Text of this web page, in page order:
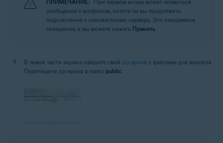
ПРИМЕЧАНИЕ:
При первом входе может появиться
сообщение с вопросом, хотите ли вы продолжить
подключение к неизвестному серверу. Это ожидаемое
поведение, и вы можете нажать Принять
В левой части экрана найдите свой zip-архив с файлами для анализа.
Перетащите zip-архив в папку public